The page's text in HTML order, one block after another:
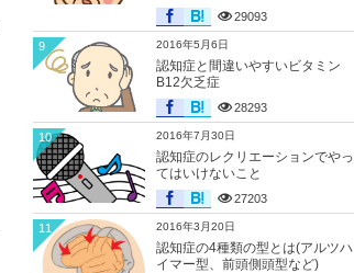
29093
2016年5月6日
認知症と間違いやすいビタミン
B12欠乏症
28293
9
2016年7月30日
認知症のレクリエーションでやっ
てはいけないこと
27203
10
2016年3月20日
認知症の4種類の型とは(アルツハ
イマー型、前頭側頭型など)
11